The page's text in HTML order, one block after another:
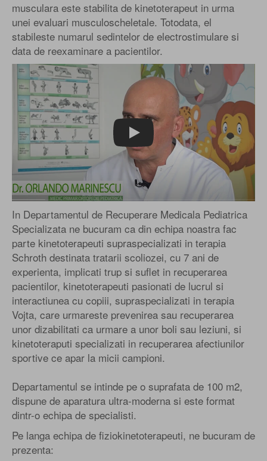
musculara este stabilita de kinetoterapeut in urma
unei evaluari musculoscheletale. Totodata, el
stabileste numarul sedintelor de electrostimulare si
data de reexaminare a pacientilor.
Play
In Departamentul de Recuperare Medicala Pediatrica
Specializata ne bucuram ca din echipa noastra fac
parte kinetoterapeuti supraspecializati in terapia
Schroth destinata tratarii scoliozei, cu 7 ani de
experienta, implicati trup si suflet in recuperarea
pacientilor, kinetoterapeuti pasionati de lucrul si
interactiunea cu copiii, supraspecializati in terapia
Vojta, care urmareste prevenirea sau recuperarea
unor dizabilitati ca urmare a unor boli sau leziuni, si
kinetoteraputi specializati in recuperarea afectiunilor
sportive ce apar la micii campioni.
Departamentul se intinde pe o suprafata de 100 m2,
dispune de aparatura ultra-moderna si este format
dintr-o echipa de specialisti.
Pe langa echipa de fiziokinetoterapeuti, ne bucuram de
prezenta: